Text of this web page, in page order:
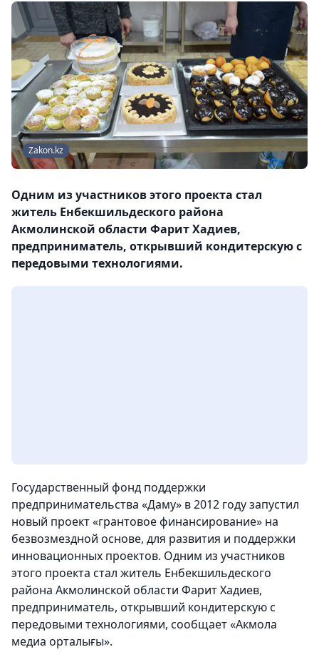
Zakon.kz
Одним из участников этого проекта стал
житель Енбекшильдеского района
Акмолинской области Фарит Хадиев,
предприниматель, открывший кондитерскую с
передовыми технологиями.
Государственный фонд поддержки
предпринимательства «Даму» в 2012 году запустил
новый проект «грантовое финансирование» на
безвозмездной основе, для развития и поддержки
инновационных проектов. Одним из участников
этого проекта стал житель Енбекшильдеского
района Акмолинской области Фарит Хадиев,
предприниматель, открывший кондитерскую с
передовыми технологиями, сообщает «Акмола
медиа орталығы».